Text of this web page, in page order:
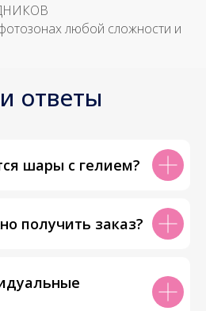
любой сложности и
ответы
шары с гелием?
получить заказ?